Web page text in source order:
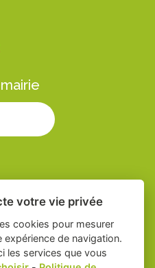
votre vie privée
cookies pour mesurer
expérience de navigation.
les services que vous